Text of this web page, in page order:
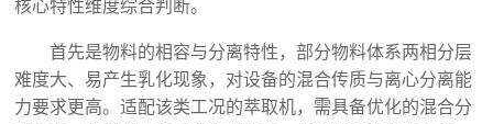
核心特性维度综合判断。
首先是物料的相容与分离特性，部分物料体系两相分层
难度大、易产生乳化现象，对设备的混合传质与离心分离能
力要求更高。适配该类工况的萃取机，需具备优化的混合分